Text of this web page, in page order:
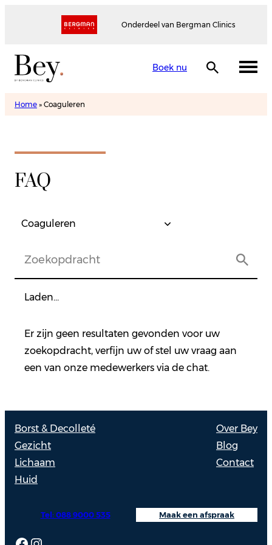
Onderdeel van Bergman Clinics
Boek nu
Home » Coaguleren
FAQ
Laden…
Er zijn geen resultaten gevonden voor uw
zoekopdracht, verfijn uw of stel uw vraag aan
een van onze medewerkers via de chat.
Borst & Decolleté
Gezicht
Lichaam
Huid
Over Bey
Blog
Contact
Maak een afspraak
Tel: 088 9000 535